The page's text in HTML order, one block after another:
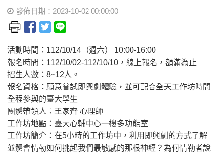
發佈日期：2023-10-02 00:00:00
活動時間：112/10/14（週六） 10:00-16:00
報名時間：112/10/02-112/10/10，線上報名，額滿為止
招生人數：8~12人。
報名資格：願意嘗試即興劇體驗，並可配合全天工作坊時間
全程參與的臺大學生
團體帶領人：王家齊 心理師
工作坊地點：臺大心輔中心一樓多功能室
工作坊簡介：在5小時的工作坊中，利用即興劇的方式了解
並體會情勒如何挑起我們最敏感的那根神經？為何情勒者說